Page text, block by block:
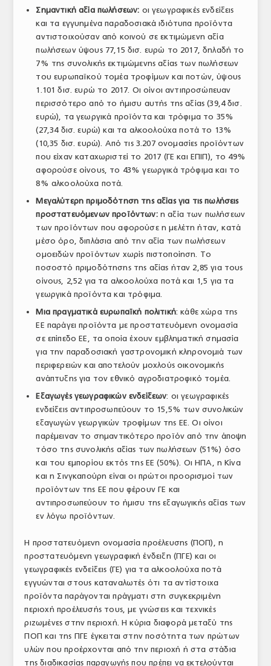
Σημαντική αξία πωλήσεων: οι γεωγραφικές ενδείξεις
και τα εγγυημένα παραδοσιακά ιδιότυπα προϊόντα
αντιστοιχούσαν από κοινού σε εκτιμώμενη αξία
πωλήσεων ύψους 77,15 δισ. ευρώ το 2017, δηλαδή το
7% της συνολικής εκτιμώμενης αξίας των πωλήσεων
του ευρωπαϊκού τομέα τροφίμων και ποτών, ύψους
1.101 δισ. ευρώ το 2017. Οι οίνοι αντιπροσώπευαν
περισσότερο από το ήμισυ αυτής της αξίας (39,4 δισ.
ευρώ), τα γεωργικά προϊόντα και τρόφιμα το 35%
(27,34 δισ. ευρώ) και τα αλκοολούχα ποτά το 13%
(10,35 δισ. ευρώ). Από τις 3.207 ονομασίες προϊόντων
που είχαν καταχωριστεί το 2017 (ΓΕ και ΕΠΙΠ), το 49%
αφορούσε οίνους, το 43% γεωργικά τρόφιμα και το
8% αλκοολούχα ποτά.
Μεγαλύτερη πριμοδότηση της αξίας για τις πωλήσεις
προστατευόμενων προϊόντων:η αξία των πωλήσεων
των προϊόντων που αφορούσε η μελέτη ήταν, κατά
μέσο όρο, διπλάσια από την αξία των πωλήσεων
ομοειδών προϊόντων χωρίς πιστοποίηση. Το
ποσοστό πριμοδότησης της αξίας ήταν 2,85 για τους
οίνους, 2,52 για τα αλκοολούχα ποτά και 1,5 για τα
γεωργικά προϊόντα και τρόφιμα.
Μια πραγματικά ευρωπαϊκή πολιτική: κάθε χώρα της
ΕΕ παράγει προϊόντα με προστατευόμενη ονομασία
σε επίπεδο ΕΕ, τα οποία έχουν εμβληματική σημασία
για την παραδοσιακή γαστρονομική κληρονομιά των
περιφερειών και αποτελούν μοχλούς οικονομικής
ανάπτυξης για τον εθνικό αγροδιατροφικό τομέα.
Εξαγωγές γεωγραφικών ενδείξεων: οι γεωγραφικές
ενδείξεις αντιπροσωπεύουν το 15,5% των συνολικών
εξαγωγών γεωργικών τροφίμων της ΕΕ. Οι οίνοι
παρέμειναν το σημαντικότερο προϊόν από την άποψη
τόσο της συνολικής αξίας των πωλήσεων (51%) όσο
και του εμπορίου εκτός της ΕΕ (50%). Οι ΗΠΑ, η Κίνα
και η Σινγκαπούρη είναι οι πρώτοι προορισμοί των
προϊόντων της ΕΕ που φέρουν ΓΕ και
αντιπροσωπεύουν το ήμισυ της εξαγωγικής αξίας των
εν λόγω προϊόντων.
Η προστατευόμενη ονομασία προέλευσης (ΠΟΠ), η
προστατευόμενη γεωγραφική ένδειξη (ΠΓΕ) και οι
γεωγραφικές ενδείξεις (ΓΕ) για τα αλκοολούχα ποτά
εγγυώνται στους καταναλωτές ότι τα αντίστοιχα
προϊόντα παράγονται πράγματι στη συγκεκριμένη
περιοχή προέλευσής τους, με γνώσεις και τεχνικές
ριζωμένες στην περιοχή. Η κύρια διαφορά μεταξύ της
ΠΟΠ και της ΠΓΕ έγκειται στην ποσότητα των πρώτων
υλών που προέρχονται από την περιοχή ή στα στάδια
της διαδικασίας παραγωγής που πρέπει να εκτελούνται